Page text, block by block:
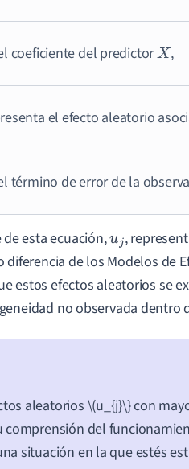
coeficiente del predictorX ,
el efecto aleatorio
término de error de la
esta ecuación,uj ,
de los Modelos de
estos efectos aleatorios se
no observada dentro
aleatorios \(u_{j}\} con
del
situación en la que estés